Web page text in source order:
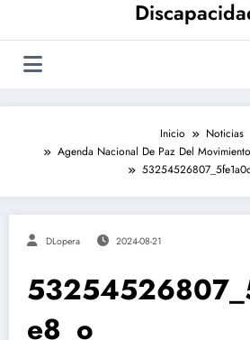
Inicio
Noticias
Agenda Nacional De Paz Del
DLopera 2024-08-21
e8_o